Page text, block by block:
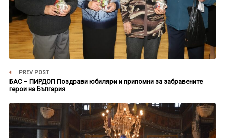
PREV POST
БАС – ПИРДОП Поздрави юбиляри и припомни за забравените
герои на България